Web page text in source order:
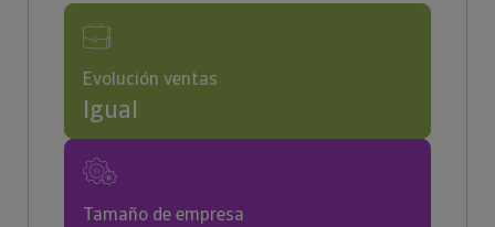
Evolución ventas
Igual
Tamaño de empresa